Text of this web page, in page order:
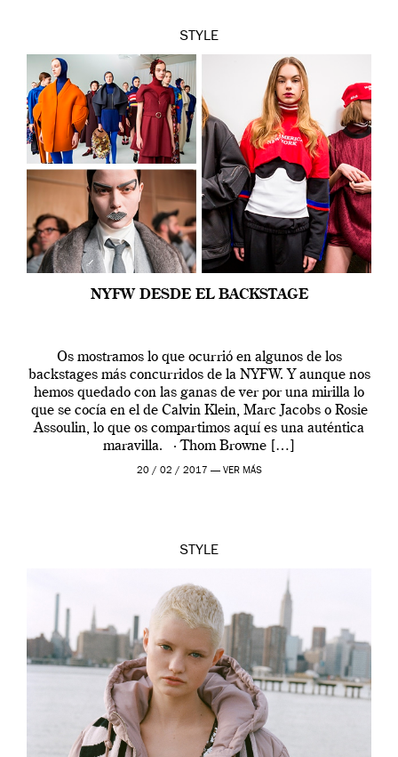
STYLE
NYFW DESDE EL BACKSTAGE
Os mostramos lo que ocurrió en algunos de los
backstages más concurridos de la NYFW. Y aunque nos
hemos quedado con las ganas de ver por una mirilla lo
que se cocía en el de Calvin Klein, Marc Jacobs o Rosie
Assoulin, lo que os compartimos aquí es una auténtica
maravilla. · Thom Browne […]
20 / 02 / 2017 — VER MÁS
STYLE